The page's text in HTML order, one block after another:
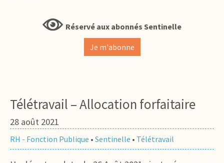
Réservé aux abonnés Sentinelle
Je m'abonne
Télétravail – Allocation forfaitaire
28 août 2021
RH - Fonction Publique • Sentinelle • Télétravail